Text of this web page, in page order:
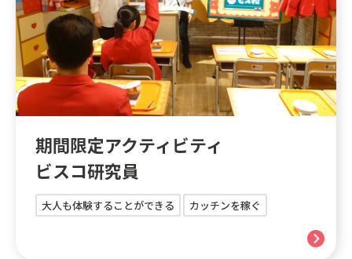
期間限定アクティビティ
ビスコ研究員
大人も体験することができる カッチンを稼ぐ